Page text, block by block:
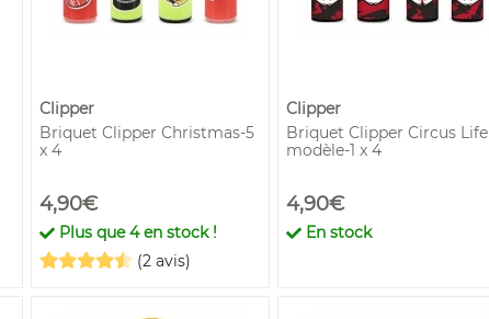
Clipper
Briquet Clipper Christmas-5
x 4
4,90€
Plus que4en stock !
(2 avis)
Clipper
Briquet Clipper Circus Life
modèle-1 x 4
4,90€
En stock